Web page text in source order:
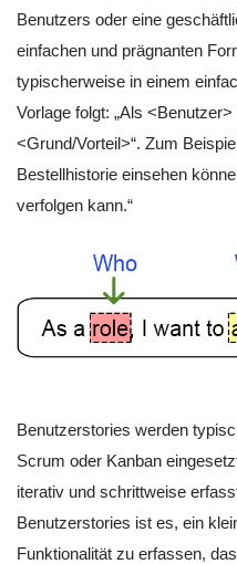
Benutzers oder eine
einfachen und prägnanten
typischerweise in einem
Vorlage folgt: „Als
<Grund/Vorteil>“. Zum
Bestellhistorie einsehen
verfolgen kann.“
Benutzerstories werden
Scrum oder Kanban
iterativ und schrittweise
Benutzerstories ist es, ein
Funktionalität zu erfassen,